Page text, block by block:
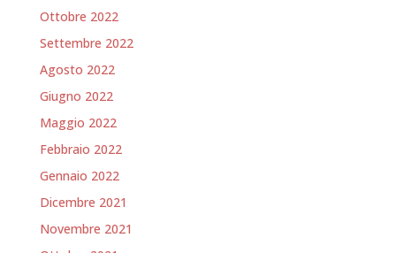
Ottobre 2022
Settembre 2022
Agosto 2022
Giugno 2022
Maggio 2022
Febbraio 2022
Gennaio 2022
Dicembre 2021
Novembre 2021